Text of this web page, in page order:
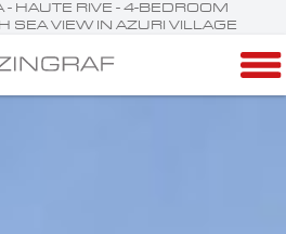
- HAUTE RIVE - 4-BEDROOM
SEA VIEW IN AZURI VILLAGE